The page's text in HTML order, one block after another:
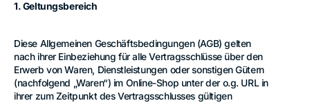
1. Geltungsbereich
Diese Allgemeinen Geschäftsbedingungen (AGB) gelten
nach ihrer Einbeziehung für alle Vertragsschlüsse über den
Erwerb von Waren, Dienstleistungen oder sonstigen Gütern
(nachfolgend „Waren“) im Online-Shop unter der o.g. URL in
ihrer zum Zeitpunkt des Vertragsschlusses gültigen